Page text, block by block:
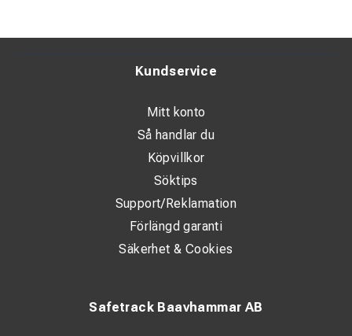
Safetrack Baavhammar AB
Kundservice
Mitt konto
Så handlar du
Köpvillkor
Söktips
Support/Reklamation
Förlängd garanti
Säkerhet & Cookies